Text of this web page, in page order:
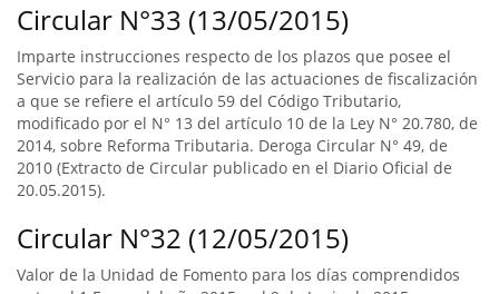
Circular N°33 (13/05/2015)
Imparte instrucciones respecto de los plazos que posee el
Servicio para la realización de las actuaciones de fiscalización
a que se refiere el artículo 59 del Código Tributario,
modificado por el N° 13 del artículo 10 de la Ley N° 20.780, de
2014, sobre Reforma Tributaria. Deroga Circular N° 49, de
2010 (Extracto de Circular publicado en el Diario Oficial de
20.05.2015).
Circular N°32 (12/05/2015)
Valor de la Unidad de Fomento para los días comprendidos